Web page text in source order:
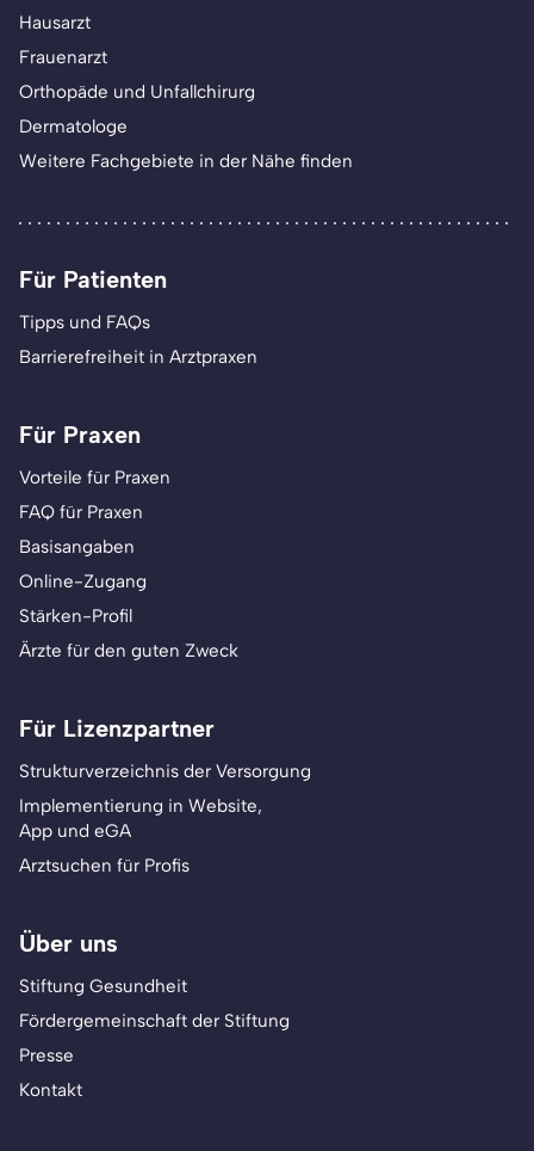
Hausarzt
Frauenarzt
Orthopäde und Unfallchirurg
Dermatologe
Weitere Fachgebiete in der Nähe finden
Für Patienten
Tipps und FAQs
Barrierefreiheit in Arztpraxen
Für Praxen
Vorteile für Praxen
FAQ für Praxen
Basisangaben
Online-Zugang
Stärken-Profil
Ärzte für den guten Zweck
Für Lizenzpartner
Strukturverzeichnis der Versorgung
Implementierung in Website,
App und eGA
Arztsuchen für Profis
Über uns
Stiftung Gesundheit
Fördergemeinschaft der Stiftung
Presse
Kontakt